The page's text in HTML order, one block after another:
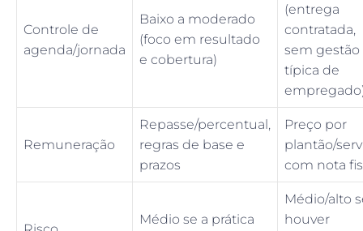
Controle de
agenda/jornada
Baixo a moderado
(foco em resultado
e cobertura)
(entrega
contratada,
sem gestão
típica de
Remuneração
Repasse/percentual,
regras de base e
prazos
Preço por
plantão/
com nota
Médio se a prática
Médio/alto
houver